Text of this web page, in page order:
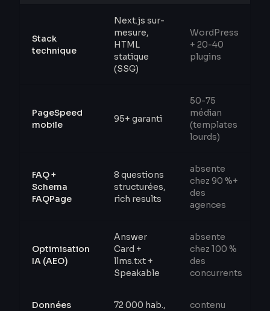
Stack
technique
Next.js sur-
mesure,
HTML
statique
(SSG)
WordPress
+ 20-40
plugins
PageSpeed
mobile
95+ garanti
50-75
médian
(templates
lourds)
FAQ +
Schema
FAQPage
8 questions
structurées,
rich results
absente
chez 90 %+
des
agences
Optimisation
IA (AEO)
Answer
Card +
llms.txt +
Speakable
absente
chez 100 %
des
concurrents
Données
72 000 hab.,
contenu